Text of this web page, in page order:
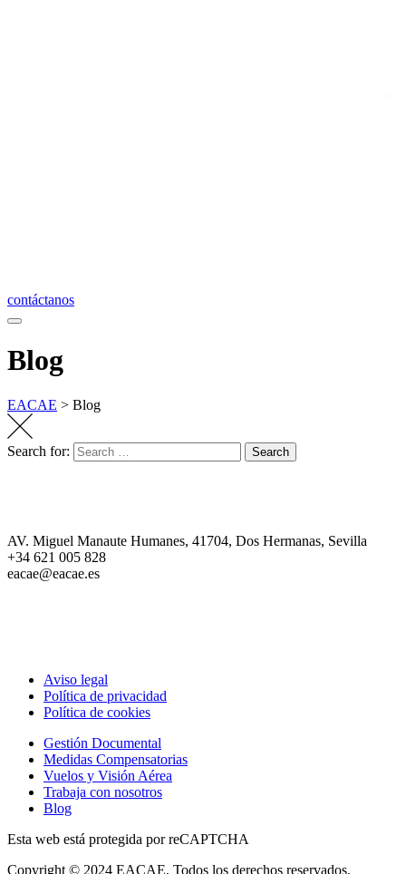
contáctanos
Blog
EACAE > Blog
Search for: Search
AV. Miguel Manaute Humanes, 41704, Dos Hermanas, Sevilla
+34 621 005 828
eacae@eacae.es
Aviso legal
Política de privacidad
Política de cookies
Gestión Documental
Medidas Compensatorias
Vuelos y Visión Aérea
Trabaja con nosotros
Blog
Esta web está protegida por reCAPTCHA
Copyright © 2024 EACAE, Todos los derechos reservados.